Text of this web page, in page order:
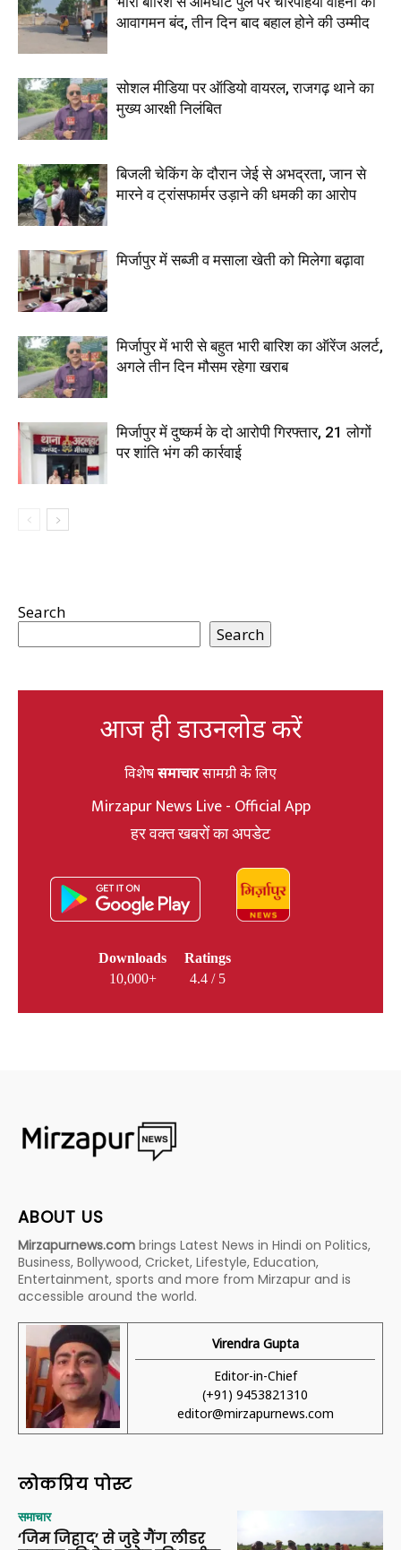
आवागमन बंद, तीन दिन बाद बहाल होने की उम्मीद
सोशल मीडिया पर ऑडियो वायरल, राजगढ़ थाने का
मुख्य आरक्षी निलंबित
बिजली चेकिंग के दौरान जेई से अभद्रता, जान से
मारने व ट्रांसफार्मर उड़ाने की धमकी का आरोप
मिर्जापुर में सब्जी व मसाला खेती को मिलेगा बढ़ावा
मिर्जापुर में भारी से बहुत भारी बारिश का ऑरेंज अलर्ट,
अगले तीन दिन मौसम रहेगा खराब
मिर्जापुर में दुष्कर्म के दो आरोपी गिरफ्तार, 21 लोगों
पर शांति भंग की कार्रवाई
Search
Search
आज ही डाउनलोड करें
विशेषसमाचारसामग्री के लिए
Mirzapur News Live - Official App
हर वक्त खबरों का अपडेट
Downloads
10,000+
Ratings
4.4 / 5
ABOUT US
Mirzapurnews.com brings Latest News in Hindi on Politics,
Business, Bollywood, Cricket, Lifestyle, Education,
Entertainment, sports and more from Mirzapur and is
accessible around the world.
Virendra Gupta
Editor-in-Chief
(+91) 9453821310
editor@mirzapurnews.com
लोकप्रिय पोस्ट
समाचार
‘जिम जिहाद’ से जुड़े गैंग लीडर